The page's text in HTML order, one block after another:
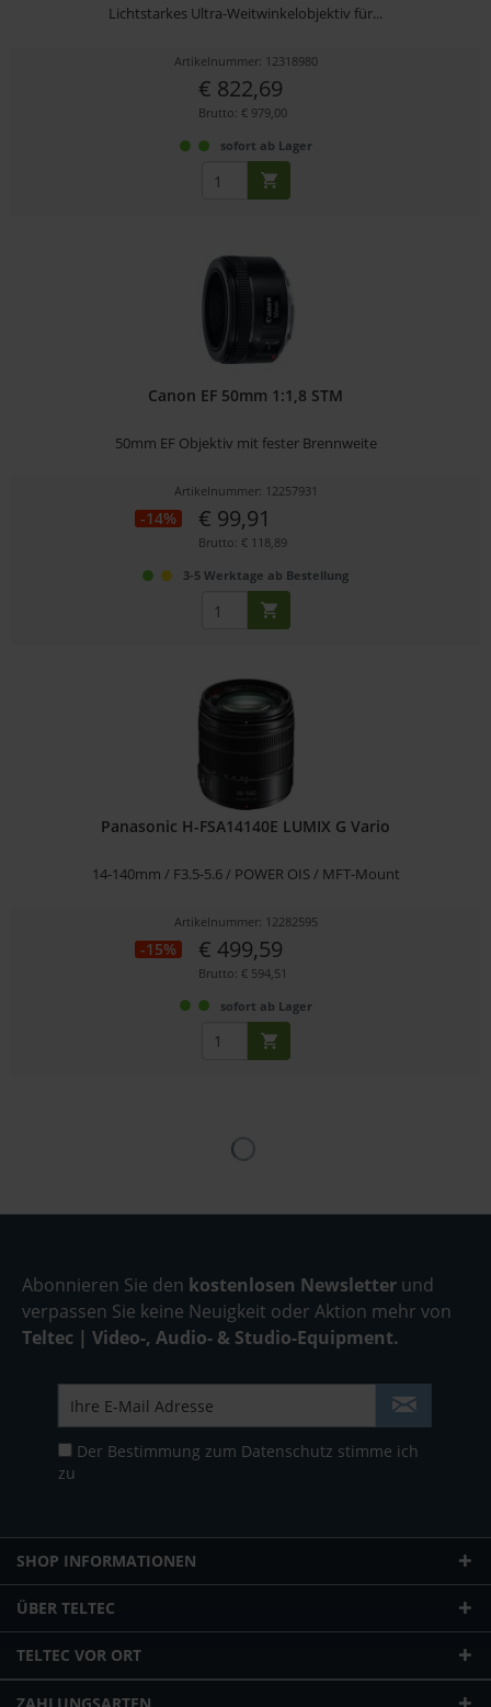
Lichtstarkes Ultra-Weitwinkelobjektiv für...
Artikelnummer: 12318980
€ 822,69
Brutto: € 979,00
sofort ab Lager
Canon EF 50mm 1:1,8 STM
50mm EF Objektiv mit fester Brennweite
Artikelnummer: 12257931
-14% € 99,91
Brutto: € 118,89
3-5 Werktage ab Bestellung
Panasonic H-FSA14140E LUMIX G Vario
14-140mm / F3.5-5.6 / POWER OIS / MFT-Mount
Artikelnummer: 12282595
-15% € 499,59
Brutto: € 594,51
sofort ab Lager
Abonnieren Sie den kostenlosen Newsletter und
verpassen Sie keine Neuigkeit oder Aktion mehr von
Teltec | Video-, Audio- & Studio-Equipment.
Der Bestimmung zum Datenschutz stimme ich
zu
SHOP INFORMATIONEN
ÜBER TELTEC
TELTEC VOR ORT